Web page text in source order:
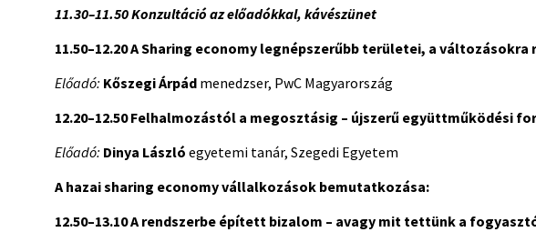
11.30–11.50 Konzultáció az előadókkal, kávészünet
11.50–12.20A Sharing economy legnépszerűbb területei, a
Előadó: Kőszegi Árpád menedzser, PwC Magyarország
12.20–12.50Felhalmozástól a megosztásig – újszerű együttműködési
Előadó: Dinya László egyetemi tanár, Szegedi Egyetem
A hazai sharing economy vállalkozások bemutatkozása:
12.50–13.10A rendszerbe épített bizalom – avagy mit tettünk a